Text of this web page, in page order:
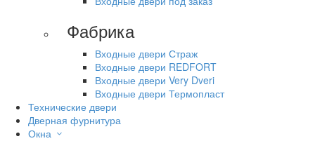
Фабрика
Входные двери Страж
Входные двери REDFORT
Входные двери Very Dveri
Входные двери Термопласт
Технические двери
Дверная фурнитура
Окна